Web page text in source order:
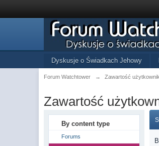
Dyskusje o Świadkach Jehowy
Forum Watchtower → Zawartość
Zawartość
By content type
Forums